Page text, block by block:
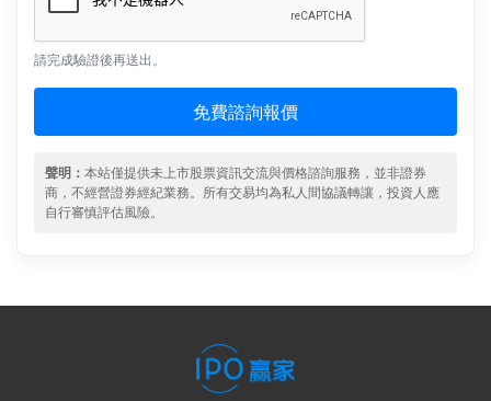
請完成驗證後再送出。
免費諮詢報價
聲明： 本站僅提供未上市股票資訊交流與價格諮詢服務，並非證券
商，不經營證券經紀業務。所有交易均為私人間協議轉讓，投資人應
自行審慎評估風險。